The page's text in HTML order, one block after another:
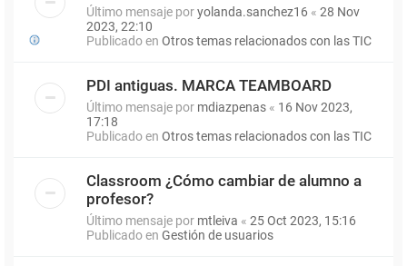
Último mensaje poryolanda.sanchez16 « 28 Nov
2023, 22:10
Publicado en Otros temas relacionados con las TIC
PDI antiguas. MARCA TEAMBOARD
Último mensaje por mdiazpenas « 16 Nov 2023,
17:18
Publicado en Otros temas relacionados con las TIC
Classroom ¿Cómo cambiar de alumno a
profesor?
Último mensaje por mtleiva « 25 Oct 2023, 15:16
Publicado en Gestión de usuarios